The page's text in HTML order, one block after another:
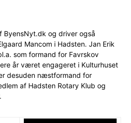
ByensNyt.dk og driver også
Mancom i Hadsten. Jan Erik
som formand for Favrskov
år været engageret i Kulturhuset
desuden næstformand for
af Hadsten Rotary Klub og